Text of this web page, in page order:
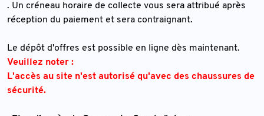
. Un créneau horaire de collecte vous sera attribué après
réception du paiement et sera contraignant.
Le dépôt d'offres est possible en ligne dès maintenant.
Veuillez noter :
L'accès au site n'est autorisé qu'avec des chaussures de
sécurité.